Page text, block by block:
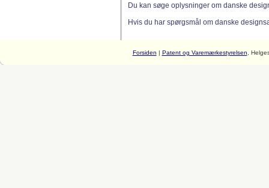
Du kan søge oplysninger om danske
Hvis du har spørgsmål om danske
Forsiden | Patent og Varemærkestyrelsen ,